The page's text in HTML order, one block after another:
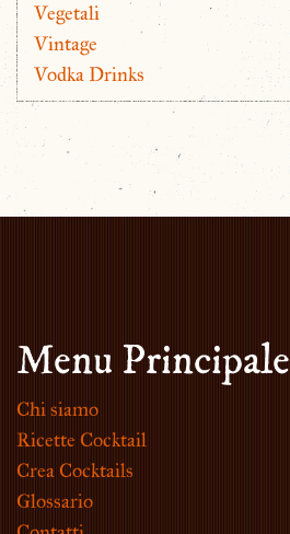
Vegetali
Vintage
Vodka Drinks
Menu Principale
Chi siamo
Ricette Cocktail
Crea Cocktails
Glossario